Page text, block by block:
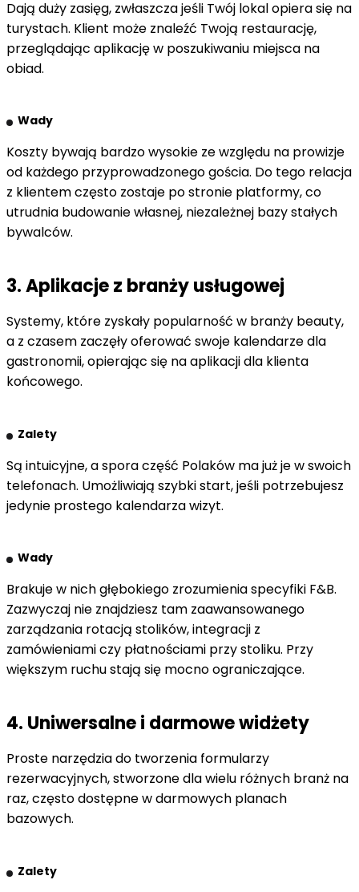
Dają duży zasięg, zwłaszcza jeśli Twój lokal opiera się na
turystach. Klient może znaleźć Twoją restaurację,
przeglądając aplikację w poszukiwaniu miejsca na
obiad.
Wady
Koszty bywają bardzo wysokie ze względu na prowizje
od każdego przyprowadzonego gościa. Do tego relacja
z klientem często zostaje po stronie platformy, co
utrudnia budowanie własnej, niezależnej bazy stałych
bywalców.
3. Aplikacje z branży usługowej
Systemy, które zyskały popularność w branży beauty,
a z czasem zaczęły oferować swoje kalendarze dla
gastronomii, opierając się na aplikacji dla klienta
końcowego.
Zalety
Są intuicyjne, a spora część Polaków ma już je w swoich
telefonach. Umożliwiają szybki start, jeśli potrzebujesz
jedynie prostego kalendarza wizyt.
Wady
Brakuje w nich głębokiego zrozumienia specyfiki F&B.
Zazwyczaj nie znajdziesz tam zaawansowanego
zarządzania rotacją stolików, integracji z
zamówieniami czy płatnościami przy stoliku. Przy
większym ruchu stają się mocno ograniczające.
4. Uniwersalne i darmowe widżety
Proste narzędzia do tworzenia formularzy
rezerwacyjnych, stworzone dla wielu różnych branż na
raz, często dostępne w darmowych planach
bazowych.
Zalety